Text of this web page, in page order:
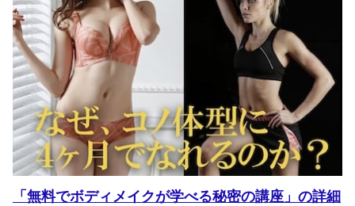
「無料でボディメイクが学べる秘密の講座」の詳細